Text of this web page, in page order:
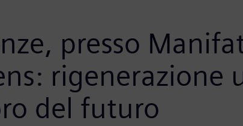
presso
rigenerazione
del futuro